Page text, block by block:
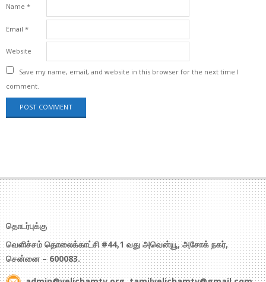
Name *
Email *
Website
Save my name, email, and website in this browser for the next time I
comment.
தொடர்புக்கு
வெளிச்சம் தொலைக்காட்சி #44,1 வது அவென்யூ, அசோக் நகர்,
சென்னை – 600083.